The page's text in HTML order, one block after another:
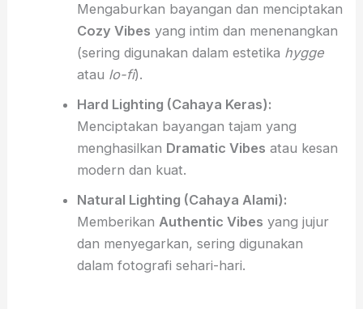
Mengaburkan bayangan dan menciptakan
Cozy Vibes yang intim dan menenangkan
(sering digunakan dalam estetika hygge
atau lo-fi).
Hard Lighting (Cahaya Keras):
Menciptakan bayangan tajam yang
menghasilkan Dramatic Vibes atau kesan
modern dan kuat.
Natural Lighting (Cahaya Alami):
Memberikan Authentic Vibes yang jujur
dan menyegarkan, sering digunakan
dalam fotografi sehari-hari.